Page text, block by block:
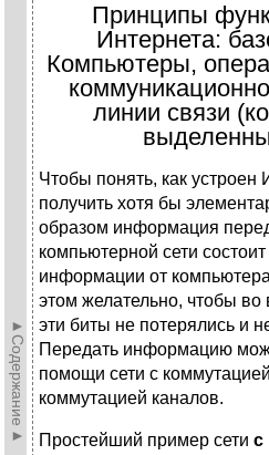
►Содержание►
Принципы
Интернета:
Компьютеры,
линии связи
Чтобы понять, как устроен
получить хотя бы
образом информация
компьютерной сети
информации от компьютера
этом желательно, чтобы во
эти биты не потерялись и
Передать информацию
помощи сети с
коммутацией каналов.
Простейший пример сети с